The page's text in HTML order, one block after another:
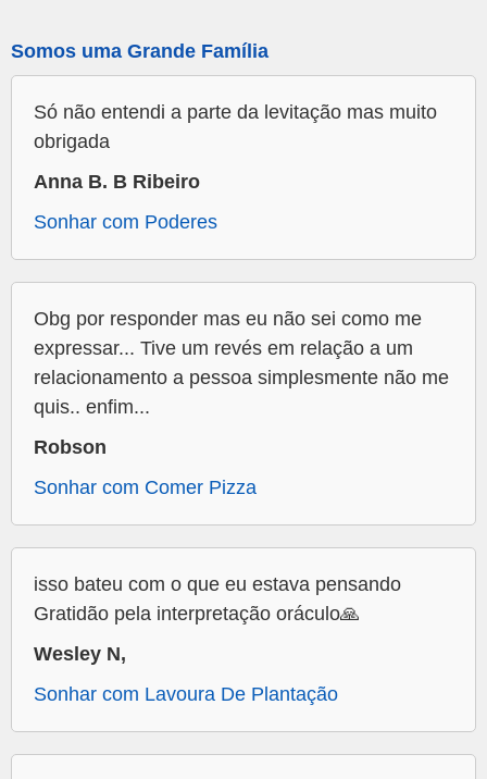
Somos uma Grande Família
Só não entendi a parte da levitação mas muito
obrigada
Anna B. B Ribeiro
Sonhar com Poderes
Obg por responder mas eu não sei como me
expressar... Tive um revés em relação a um
relacionamento a pessoa simplesmente não me
quis.. enfim...
Robson
Sonhar com Comer Pizza
isso bateu com o que eu estava pensando
Gratidão pela interpretação oráculo🙏
Wesley N,
Sonhar com Lavoura De Plantação